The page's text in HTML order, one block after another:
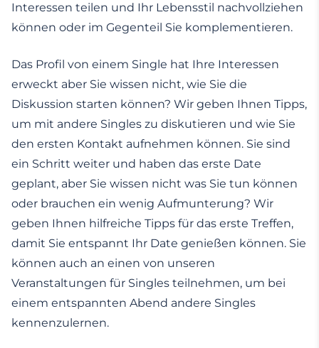
Interessen teilen und Ihr Lebensstil nachvollziehen
können oder im Gegenteil Sie komplementieren.
Das Profil von einem Single hat Ihre Interessen
erweckt aber Sie wissen nicht, wie Sie die
Diskussion starten können? Wir geben Ihnen Tipps,
um mit andere Singles zu diskutieren und wie Sie
den ersten Kontakt aufnehmen können. Sie sind
ein Schritt weiter und haben das erste Date
geplant, aber Sie wissen nicht was Sie tun können
oder brauchen ein wenig Aufmunterung? Wir
geben Ihnen hilfreiche Tipps für das erste Treffen,
damit Sie entspannt Ihr Date genießen können. Sie
können auch an einen von unseren
Veranstaltungen für Singles teilnehmen, um bei
einem entspannten Abend andere Singles
kennenzulernen.